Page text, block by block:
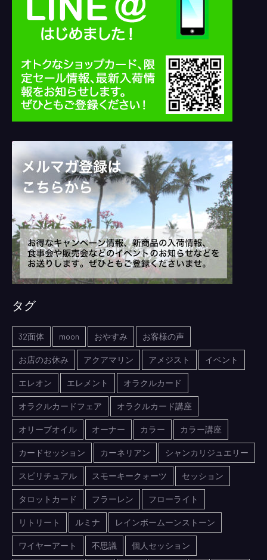
タグ
32面体 moon おやすみ お客様の声
お店のお休み アクアマリン アメジスト イベント
エレオン エレメント オラクルカード
オラクルカードフェア オラクルカード講座
オリーブオイル オーナー カラー カラー講座
カードセッション カーネリアン シャンカリジュエリー
スピリチュアル スモーキークォーツ セッション
タロットカード フラーレン フローライト
リトリート ルミナ レインボームーンストーン
ワイヤーアート 不思議 個人セッション